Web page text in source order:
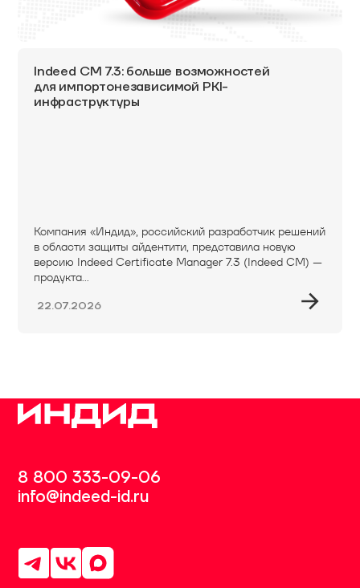
Indeed CM 7.3: больше возможностей
для импортонезависимой PKI-
инфраструктуры
Компания «Индид», российский разработчик решений
в области защиты айдентити, представила новую
версию Indeed Certificate Manager 7.3 (Indeed CM) —
продукта...
22.07.2026
8 800 333-09-06
info@indeed-id.ru